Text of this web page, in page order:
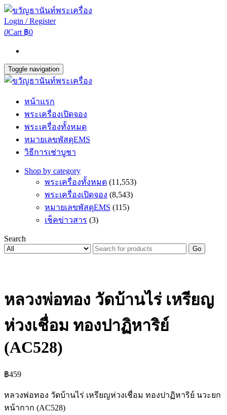
Login / Register
0Cart ฿0
Toggle navigation
หน้าแรก
พระเครื่องเปิดจอง
พระเครื่องทั้งหมด
หมายเลขพัสดุEMS
วิธีการเช่าบูชา
Shop by category
พระเครื่องทั้งหมด (11,553)
พระเครื่องเปิดจอง (8,543)
หมายเลขพัสดุEMS (115)
เช็คข่าวสาร (3)
Search
Go
หลวงพ่อทอง วัดบ้านไร่ เหรียญ
ห่วงเชื่อม ทองปาฏิหาริย์
(AC528)
฿459
หลวงพ่อทอง วัดบ้านไร่ เหรียญห่วงเชื่อม ทองปาฏิหาริย์ นวะยก
หน้ากาก (AC528)